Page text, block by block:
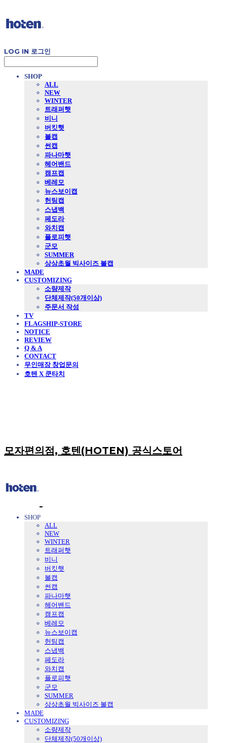
LOG IN 로그인
SHOP
ALL
NEW
WINTER
트래퍼햇
비니
버킷햇
볼캡
썬캡
파나마햇
헤어밴드
캠프캡
베레모
뉴스보이캡
헌팅캡
스냅백
페도라
와치캡
플로피햇
군모
SUMMER
상상초월 빅사이즈 볼캡
MADE
CUSTOMIZING
소량제작
단체제작(50개이상)
주문서 작성
TV
FLAGSHIP-STORE
NOTICE
REVIEW
Q & A
CONTACT
무인매장 창업문의
호텐 X 쿤타치
모자편의점, 호텐(HOTEN) 공식스토어
SHOP
ALL
NEW
WINTER
트래퍼햇
비니
버킷햇
볼캡
썬캡
파나마햇
헤어밴드
캠프캡
베레모
뉴스보이캡
헌팅캡
스냅백
페도라
와치캡
플로피햇
군모
SUMMER
상상초월 빅사이즈 볼캡
MADE
CUSTOMIZING
소량제작
단체제작(50개이상)